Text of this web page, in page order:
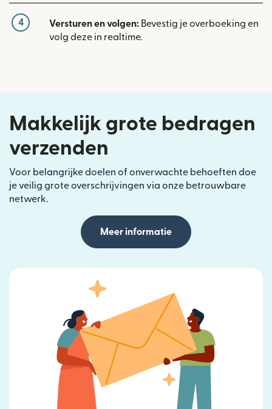
4 Versturen en volgen: Bevestig je overboeking en
volg deze in realtime.
Makkelijk grote bedragen
verzenden
Voor belangrijke doelen of onverwachte behoeften doe
je veilig grote overschrijvingen via onze betrouwbare
netwerk.
Meer informatie